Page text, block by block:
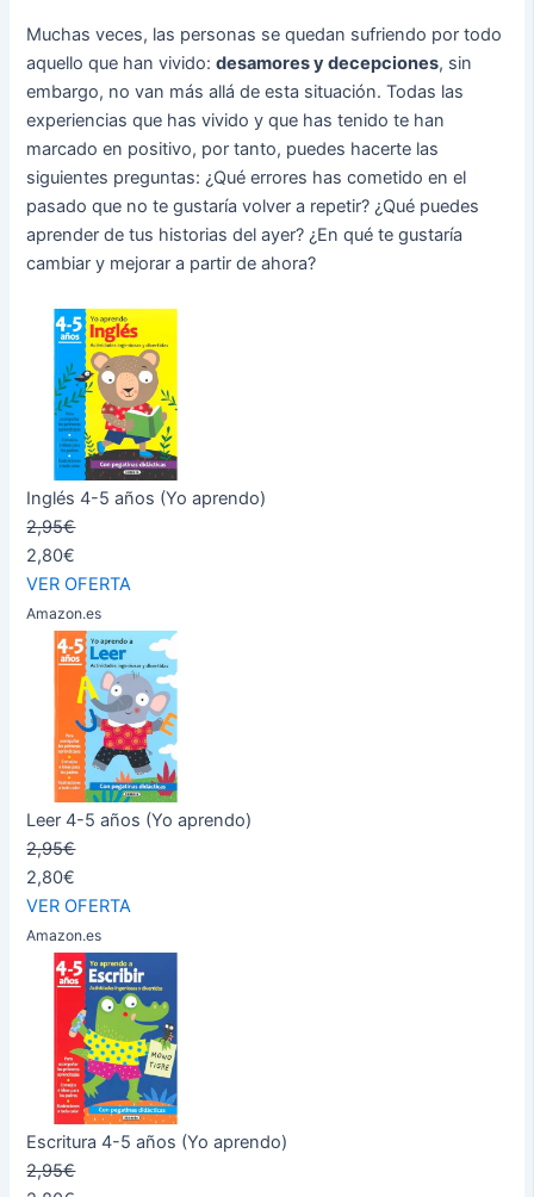
Muchas veces, las personas se quedan sufriendo por todo
aquello que han vivido:desamores y decepciones, sin
embargo, no van más allá de esta situación. Todas las
experiencias que has vivido y que has tenido te han
marcado en positivo, por tanto, puedes hacerte las
siguientes preguntas: ¿Qué errores has cometido en el
pasado que no te gustaría volver a repetir? ¿Qué puedes
aprender de tus historias del ayer? ¿En qué te gustaría
cambiar y mejorar a partir de ahora?
Inglés 4-5 años (Yo aprendo)
2,95€
2,80€
VER OFERTA
Amazon.es
Leer 4-5 años (Yo aprendo)
2,95€
2,80€
VER OFERTA
Amazon.es
Escritura 4-5 años (Yo aprendo)
2,95€